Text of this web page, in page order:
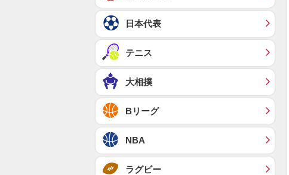
日本代表
テニス
大相撲
Bリーグ
NBA
ラグビー